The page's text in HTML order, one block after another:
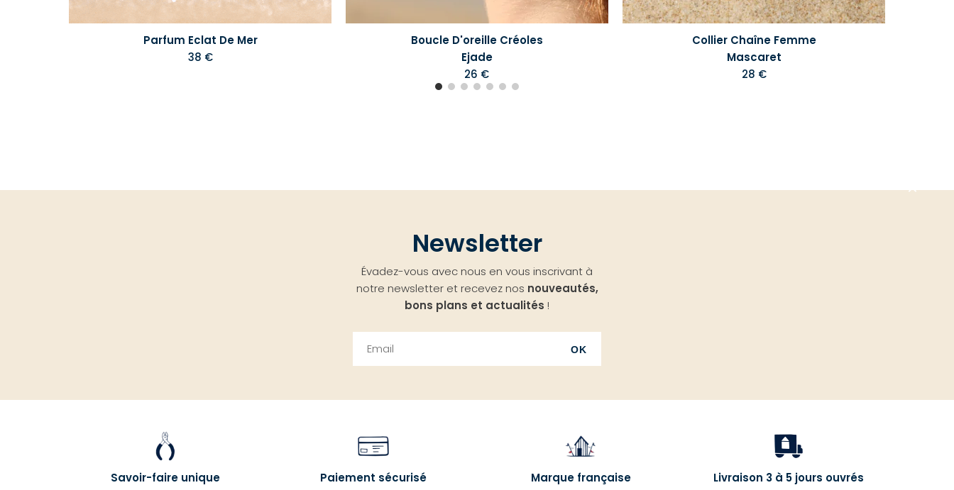
Parfum Eclat De Mer
38 €
Boucle D'oreille Créoles
Ejade
26 €
Collier Chaîne Femme
Mascaret
28 €
Newsletter
Évadez-vous avec nous en vous inscrivant à
notre newsletter et recevez nos nouveautés,
bons plans et actualités !
OK
Savoir-faire unique
Paiement sécurisé
Marque française
Livraison 3 à 5 jours ouvrés